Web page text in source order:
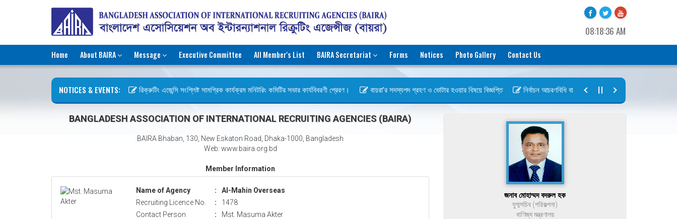
08:18:36 AM
Home About BAIRA Message Executive Committee All Member's List BAIRA Secretariat Forms Notices Photo Gallery Contact Us
NOTICES & EVENTS: রিক্রুটিং এজেন্সি সংশ্লিষ্ট সামগ্রিক কার্যক্রম মনিটরিং কমিটির সভার কার্যবিবরণী প্রেরণ। বায়রা’র সদস্যপদ গ্রহণ ও ভোটার হওয়ার বিষয়ে বিজ্ঞপ্তি নির্বাচন আচরণবিধি বায়রা ২০২৬-২০২৮
BANGLADESH ASSOCIATION OF INTERNATIONAL RECRUITING AGENCIES (BAIRA)
BAIRA Bhaban, 130, New Eskaton Road, Dhaka-1000, Bangladesh
Web: www.baira.org.bd
Member Information
Name of Agency :
Al-Mahin Overseas
Recruiting Licence No.
:
1478
Contact Person
:
Mst. Masuma Akter
জনাব মোহাম্মদ বদরুল হক
যুগ্মসচিব (পরিকল্পনা)
বাণিজ্য মন্ত্রণালয়